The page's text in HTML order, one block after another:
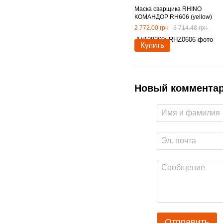
Маска сварщика RHINO
КОМАНДОР RH606 (yellow)
2 772.00 грн
3 714.48 грн
Купить
Новый